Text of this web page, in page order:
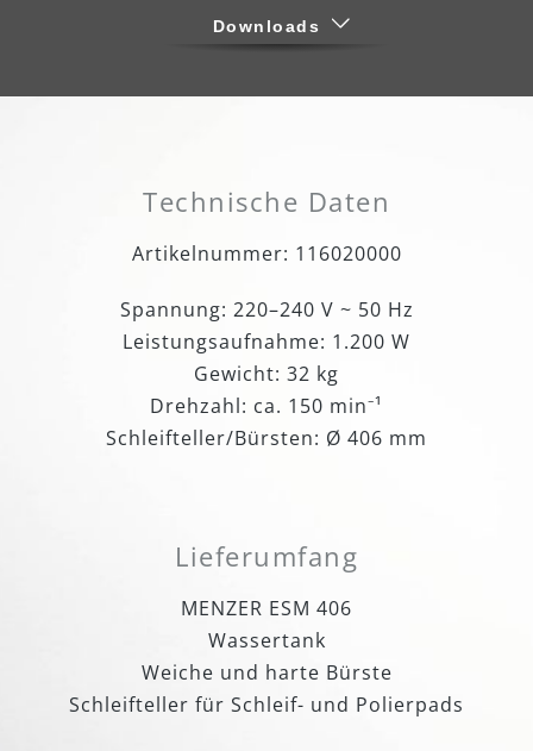
Downloads
Technische Daten
Artikelnummer: 116020000
Spannung: 220–240 V ~ 50 Hz
Leistungsaufnahme: 1.200 W
Gewicht: 32 kg
Drehzahl: ca. 150 min⁻¹
Schleifteller/Bürsten: Ø 406 mm
Lieferumfang
MENZER ESM 406
Wassertank
Weiche und harte Bürste
Schleifteller für Schleif- und Polierpads